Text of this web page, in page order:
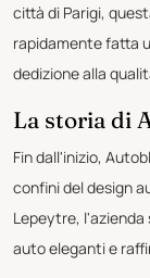
città di Parigi,
rapidamente fatta
dedizione alla
La storia di
Fin dall'inizio,
confini del design
Lepeytre,
auto eleganti e